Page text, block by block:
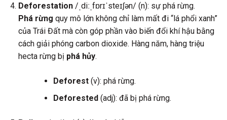
Deforestation/ˌdiːˌfɒrɪˈsteɪʃən/ (n): sự phá rừng.
Phá rừng quy mô lớn không chỉ làm mất đi “lá phổi xanh”
của Trái Đất mà còn góp phần vào biến đổi khí hậu bằng
cách giải phóng carbon dioxide. Hàng năm, hàng triệu
hecta rừng bị phá hủy.
Deforest(v): phá rừng.
Deforested (adj): đã bị phá rừng.